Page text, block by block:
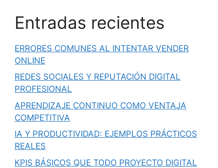
Entradas recientes
ERRORES COMUNES AL INTENTAR VENDER
ONLINE
REDES SOCIALES Y REPUTACIÓN DIGITAL
PROFESIONAL
APRENDIZAJE CONTINUO COMO VENTAJA
COMPETITIVA
IA Y PRODUCTIVIDAD: EJEMPLOS PRÁCTICOS
REALES
KPIS BÁSICOS QUE TODO PROYECTO DIGITAL